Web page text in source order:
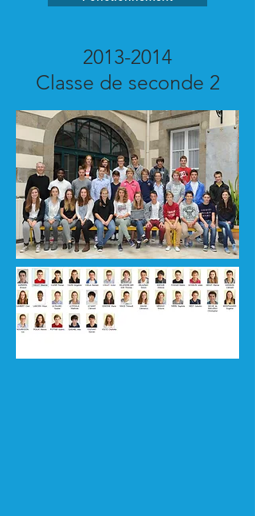
2013-2014
Classe de seconde 2